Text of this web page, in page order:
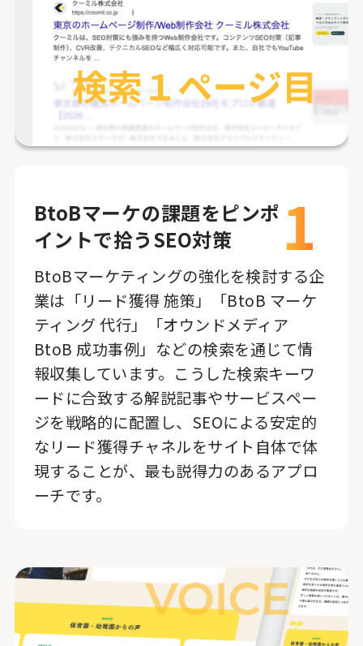
BtoBマーケの課題をピンポ
イントで拾うSEO対策
1
BtoBマーケティングの強化を検討する企
業は「リード獲得 施策」「BtoB マーケ
ティング 代行」「オウンドメディア
BtoB 成功事例」などの検索を通じて情
報収集しています。こうした検索キーワ
ードに合致する解説記事やサービスペー
ジを戦略的に配置し、SEOによる安定的
なリード獲得チャネルをサイト自体で体
現することが、最も説得力のあるアプロ
ーチです。